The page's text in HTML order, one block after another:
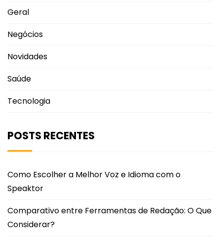
Geral
Negócios
Novidades
Saúde
Tecnologia
POSTS RECENTES
Como Escolher a Melhor Voz e Idioma com o
Speaktor
Comparativo entre Ferramentas de Redação: O Que
Considerar?